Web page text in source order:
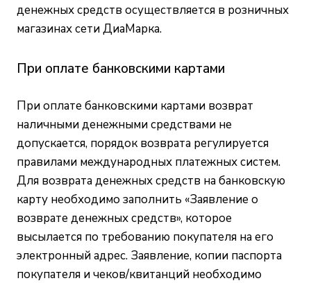
денежных средств осуществляется в розничных
магазинах сети ДиаМарка.
При оплате банковскими картами
При оплате банковскими картами возврат
наличными денежными средствами не
допускается, порядок возврата регулируется
правилами международных платежных систем.
Для возврата денежных средств на банковскую
карту необходимо заполнить «Заявление о
возврате денежных средств», которое
высылается по требованию покупателя на его
электронный адрес. Заявление, копии паспорта
покупателя и чеков/квитанций необходимо